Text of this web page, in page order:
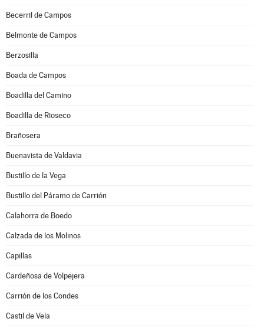
Becerril de Campos
Belmonte de Campos
Berzosilla
Boada de Campos
Boadilla del Camino
Boadilla de Rioseco
Brañosera
Buenavista de Valdavia
Bustillo de la Vega
Bustillo del Páramo de Carrión
Calahorra de Boedo
Calzada de los Molinos
Capillas
Cardeñosa de Volpejera
Carrión de los Condes
Castil de Vela